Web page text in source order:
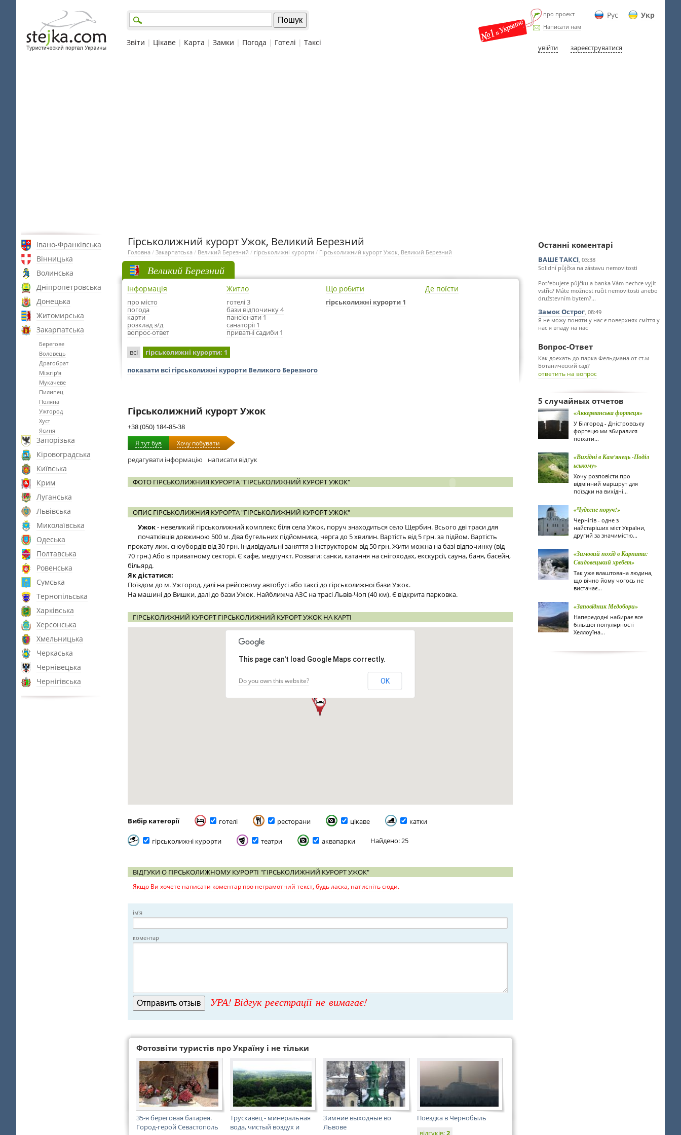
Рус Укр
про проект
Написати нам
увійти зареєструватися
Звіти | Цікаве | Карта | Замки | Погода | Готелі | Таксі
Івано-Франківська
Вінницька
Волинська
Дніпропетровська
Донецька
Житомирська
Закарпатська
Берегове
Воловець
Драгобрат
Міжгір’я
Мукачеве
Пилипец
Поляна
Ужгород
Хуст
Ясиня
Запорізька
Кіровоградська
Київська
Крим
Луганська
Львівська
Миколаївська
Одеська
Полтавська
Ровенська
Сумська
Тернопільська
Харківська
Херсонська
Хмельницька
Черкаська
Чернівецька
Чернігівська
Гірськолижний курорт Ужок, Великий Березний
Головна / Закарпатська / Великий Березний / гірськолижні курорти / Гірськолижний курорт Ужок, Великий Березний
Великий Березний
Інформація
про місто
погода
карти
розклад з/д
вопрос-ответ
Житло
готелі 3
бази відпочинку 4
пансіонати 1
санаторії 1
приватні садиби 1
Що робити
гірськолижні курорти 1
Де поїсти
всі гірськолижні курорти: 1
показати всі гірськолижні курорти Великого Березного
Гірськолижний курорт Ужок
+38 (050) 184-85-38
Я тут був Хочу побувати
редагувати інформацію написати відгук
ФОТО ГІРСЬКОЛИЖНИЯ КУРОРТА "ГІРСЬКОЛИЖНИЙ КУРОРТ УЖОК"
ОПИС ГІРСЬКОЛИЖНИЯ КУРОРТА "ГІРСЬКОЛИЖНИЙ КУРОРТ УЖОК"
Ужок- невеликий гірськолижний комплекс біля села Ужок, поруч знаходиться село Щербин. Всього дві траси для
початківців довжиною 500 м. Два бугельних підйомника, черга до 5 хвилин. Вартість від 5 грн. за підйом. Вартість
прокату лиж, сноубордів від 30 грн. Індивідуальні заняття з інструктором від 50 грн. Жити можна на базі відпочинку (від
70 грн.) Або в приватному секторі. Є кафе, медпункт. Розваги: санки, катання на снігоходах, екскурсії, сауна, баня, басейн,
більярд.
Як дістатися:
Поїздом до м. Ужгород, далі на рейсовому автобусі або таксі до гірськолижної бази Ужок.
На машині до Вишки, далі до бази Ужок. Найближча АЗС на трасі Львів-Чоп (40 км). Є відкрита парковка.
ГІРСЬКОЛИЖНИЙ КУРОРТ ГІРСЬКОЛИЖНИЙ КУРОРТ УЖОК НА КАРТІ
This page can't load Google Maps correctly.
Do you own this website? OK
Вибір категорії готелі ресторани цікаве катки
гірськолижні курорти театри аквапарки Найдено: 25
ВІДГУКИ О ГІРСЬКОЛИЖНОМУ КУРОРТІ "ГІРСЬКОЛИЖНИЙ КУРОРТ УЖОК"
Якщо Ви хочете написати коментар про неграмотний текст, будь ласка, натисніть сюди.
ім'я
коментар
УРА! Відгук реєстрації не вимагає!
Фотозвіти туристів про Україну і не тільки
35-я береговая батарея.
Город-герой Севастополь
Трускавец - минеральная
вода, чистый воздух и
Зимние выходные во
Львове
Поездка в Чернобыль
відгуків:2
Останні коментарі
ВАШЕ ТАКСІ, 03:38
Solidní půjčka na zástavu nemovitosti
Potřebujete půjčku a banka Vám nechce vyjít
vstříc? Máte možnost ručit nemovitosti anebo
družstevním bytem?...
Замок Острог, 08:49
Я не можу поняти у нас є поверхнях сміття у
нас я впаду на нас
Вопрос-Ответ
Как доехать до парка Фельдмана от ст.м
Ботанический сад?
ответить на вопрос
5 случайных отчетов
«Аккерманська фортеця»
У Білгород - Дністровську
фортецю ми збиралися
поїхати...
«Вихідні в Кам'янець -Поділ
ьському»
Хочу розповісти про
відмінний маршрут для
поїздки на вихідні...
«Чудесне поруч!»
Чернігів - одне з
найстаріших міст України,
другий за значимістю...
«Зимовий похід в Карпати:
Свидовецький хребет»
Так уже влаштована людина,
що вічно йому чогось не
вистачає...
«Заповідник Медобори»
Напередодні набирає все
більшої популярності
Хеллоуїна...